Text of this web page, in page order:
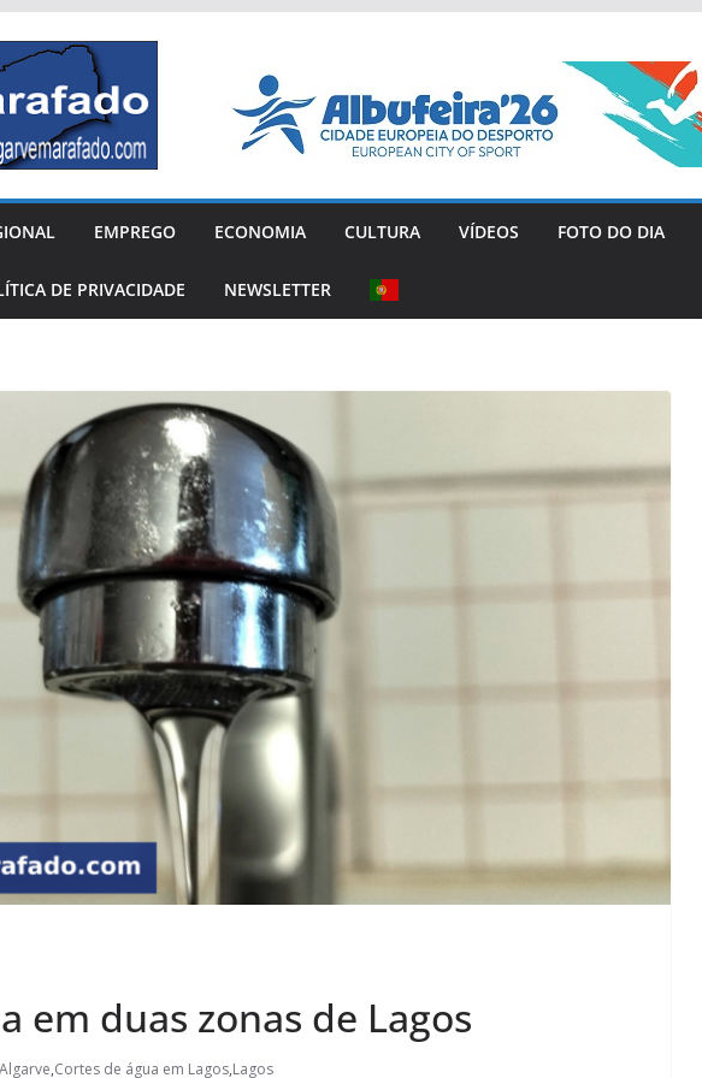
EMPREGO ECONOMIA CULTURA VÍDEOS FOTO DO DIA
DE PRIVACIDADE NEWSLETTER
em duas zonas de Lagos
Algarve,Cortes de água em Lagos,Lagos